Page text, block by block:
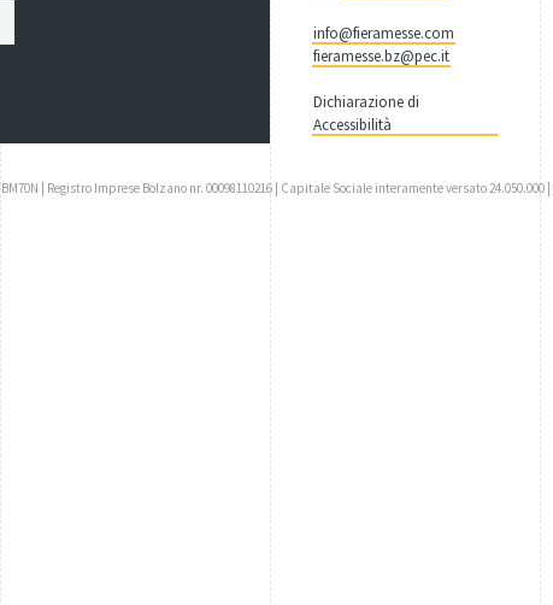
info@fieramesse.com
fieramesse.bz@pec.it
Dichiarazione di
Accessibilità
| Registro Imprese Bolzano nr. 00098110216 | Capitale Sociale interamente versato 24.050.000 |